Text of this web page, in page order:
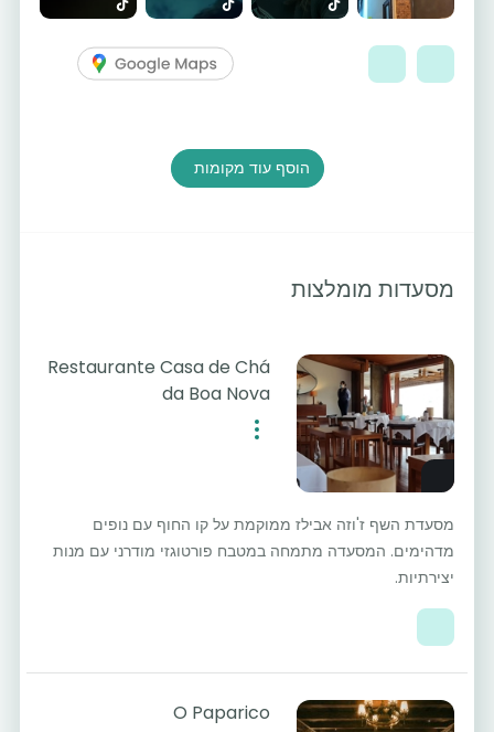
הוסף עוד מקומות
מסעדות מומלצות
Restaurante Casa de Chá
da Boa Nova
מסעדת השף ז'וזה אבילז ממוקמת על קו החוף עם נופים
מדהימים. המסעדה מתמחה במטבח פורטוגזי מודרני עם מנות
יצירתיות.
O Paparico